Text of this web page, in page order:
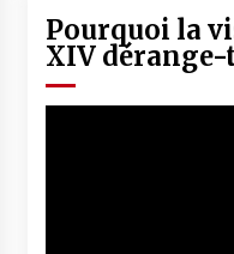
Pourquoi la
XIV dérange-